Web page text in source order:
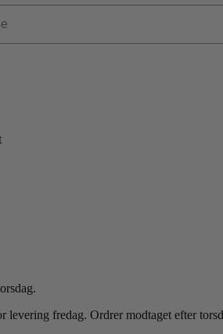
levering fredag.Ordrer modtaget efter